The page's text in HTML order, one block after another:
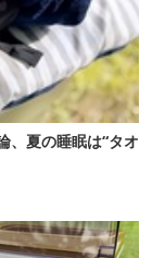
、夏の睡眠は“タオ